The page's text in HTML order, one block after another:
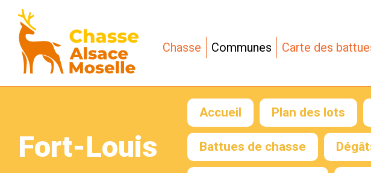
Chasse
Services
Règlementation
Arrêtés
préfectoraux
Communes Carte des
Fort-Louis
Accueil Plan des lots
Battues de chasse